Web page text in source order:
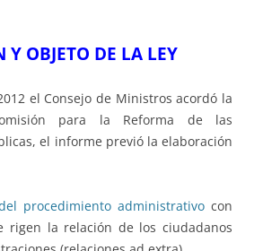
Y OBJETO DE LA LEY
el Consejo de Ministros acordó la
para la Reforma de las
el informe previó la elaboración
procedimiento administrativo con
rigen la relación de los ciudadanos